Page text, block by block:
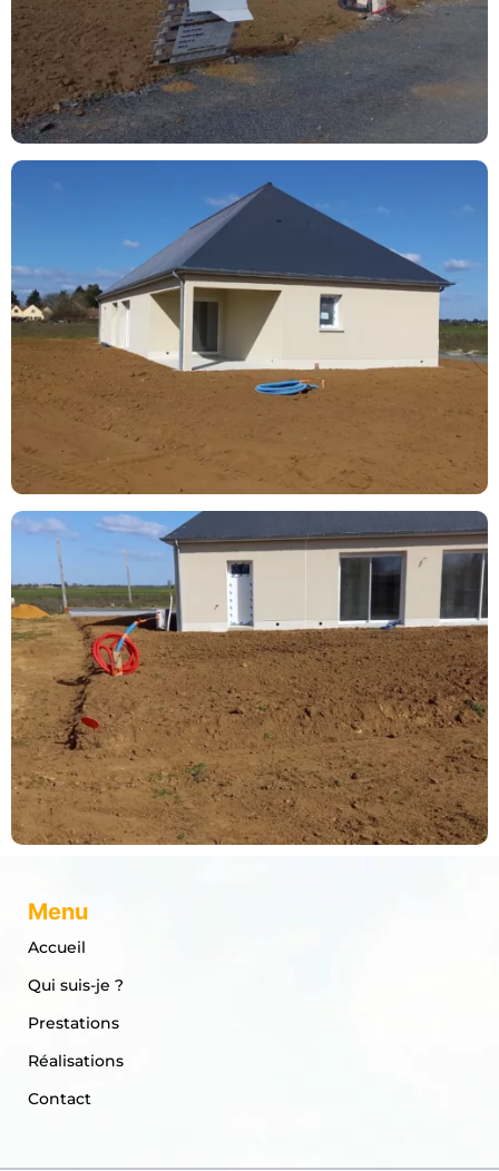
Menu
Accueil
Qui suis-je ?
Prestations
Réalisations
Contact